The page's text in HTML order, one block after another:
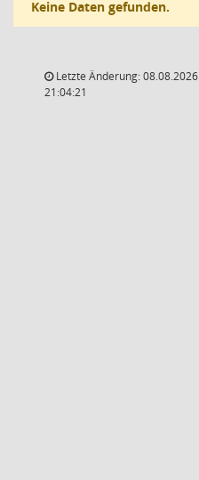
Keine Daten gefunden.
Letzte Änderung: 08.08.2026
21:04:21